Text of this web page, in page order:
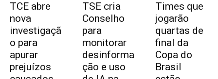
TCE abre
nova
investigaçã
o para
apurar
prejuízos
TSE cria
Conselho
para
monitorar
desinforma
ção e uso
Times que
jogarão
quartas de
final da
Copa do
Brasil